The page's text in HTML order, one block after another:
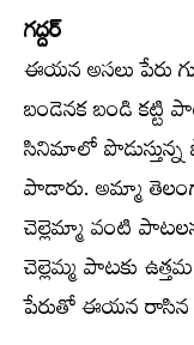
గద్దర్
ఈయన అసలు పేరు
బండెనక బండి
సినిమాలో
పాడారు. అమ్మా
చెల్లెమ్మా వంటి
చెల్లెమ్మ పాటకు
పేరుతో ఈయన